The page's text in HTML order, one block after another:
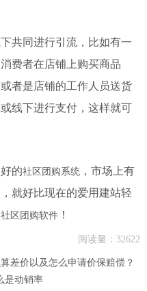
共同进行引流，比如有一
费者在店铺上购买商品
者是店铺的工作人员送货
线下进行支付，这样就可
的社区团购系统 ，市场上有
就好比现在的爱用建站轻
社区团购软件 ！
阅读量： 32622
差价以及怎么申请价保赔偿？
是动销率